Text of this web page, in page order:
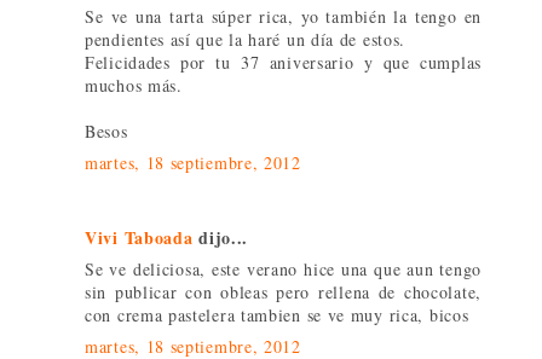
Se ve una tarta súper rica, yo también la tengo en
pendientes así que la haré un día de estos.
Felicidades por tu 37 aniversario y que cumplas
muchos más.
Besos
martes, 18 septiembre, 2012
Vivi Taboada dijo...
Se ve deliciosa, este verano hice una que aun tengo
sin publicar con obleas pero rellena de chocolate,
con crema pastelera tambien se ve muy rica, bicos
martes, 18 septiembre, 2012